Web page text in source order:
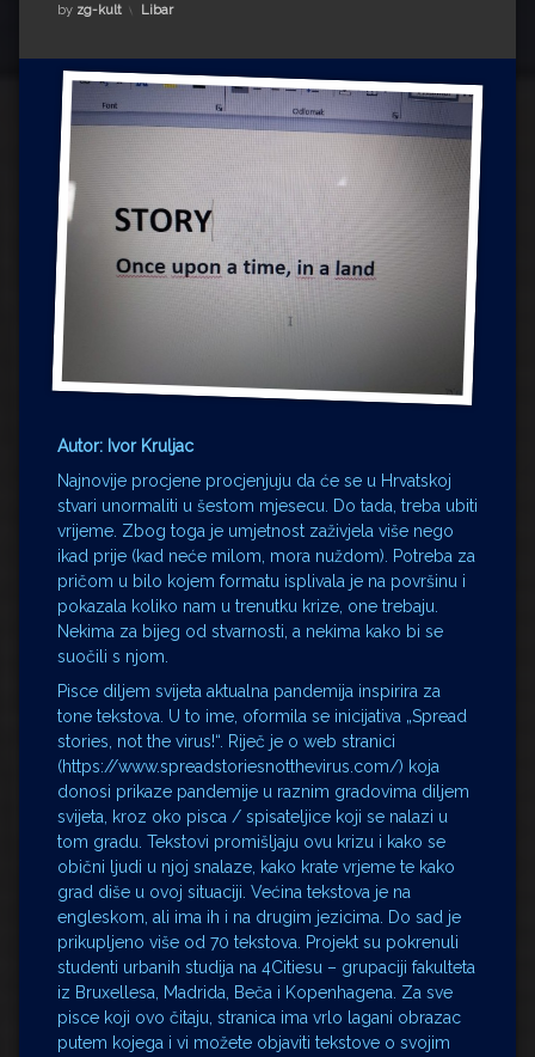
Impressum
Milenko Strižak
Drugi autori
Drugi autori
Matea Andrić
Ljiljana Lekanić-Kljaić
Željko Krznarić
Mario Lovreković
Miroslav Šantek
by zg-kult Kategorije:
Libar
Autor: Ivor Kruljac
Najnovije procjene procjenjuju da će se u Hrvatskoj
stvari unormaliti u šestom mjesecu. Do tada, treba ubiti
vrijeme. Zbog toga je umjetnost zaživjela više nego
ikad prije (kad neće milom, mora nuždom). Potreba za
pričom u bilo kojem formatu isplivala je na površinu i
pokazala koliko nam u trenutku krize, one trebaju.
Nekima za bijeg od stvarnosti, a nekima kako bi se
suočili s njom.
Pisce diljem svijeta aktualna pandemija inspirira za
tone tekstova. U to ime, oformila se inicijativa „Spread
stories, not the virus!“. Riječ je o web stranici
(https://www.spreadstoriesnotthevirus.com/) koja
donosi prikaze pandemije u raznim gradovima diljem
svijeta, kroz oko pisca / spisateljice koji se nalazi u
tom gradu. Tekstovi promišljaju ovu krizu i kako se
obični ljudi u njoj snalaze, kako krate vrjeme te kako
grad diše u ovoj situaciji. Većina tekstova je na
engleskom, ali ima ih i na drugim jezicima. Do sad je
prikupljeno više od 70 tekstova. Projekt su pokrenuli
studenti urbanih studija na 4Citiesu – grupaciji fakulteta
iz Bruxellesa, Madrida, Beča i Kopenhagena. Za sve
pisce koji ovo čitaju, stranica ima vrlo lagani obrazac
putem kojega i vi možete objaviti tekstove o svojim